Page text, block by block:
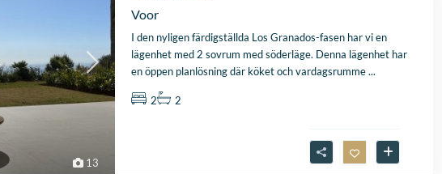
13
Voor
I den nyligen färdigställda Los Granados-fasen har vi en
lägenhet med 2 sovrum med söderläge. Denna lägenhet har
en öppen planlösning där köket och vardagsrumme...
2 2